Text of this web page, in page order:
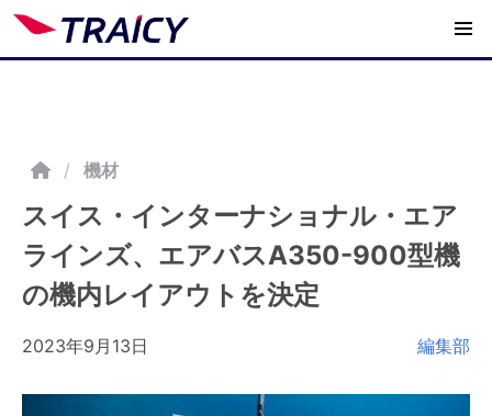
/ 機材
スイス・インターナショナル・エア
ラインズ、エアバスA350-900型機
の機内レイアウトを決定
2023年9月13日 編集部